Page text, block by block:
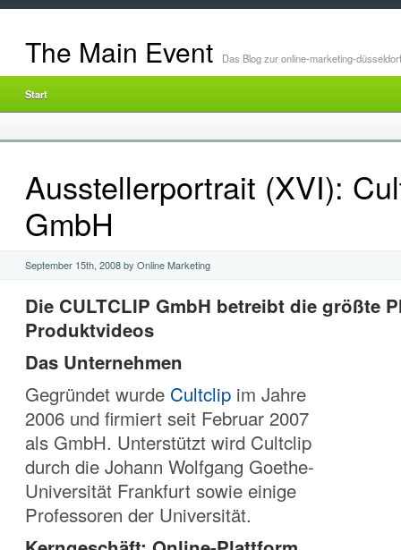
The Main Event Das Blog zur online-marketing-düsseldorf
Start
Ausstellerportrait (XVI):
GmbH
September 15th, 2008 by Online Marketing
Die CULTCLIP GmbH betreibt die größte
Produktvideos
Das Unternehmen
Gegründet wurde Cultclip im Jahre
2006 und firmiert seit Februar 2007
als GmbH. Unterstützt wird Cultclip
durch die Johann Wolfgang Goethe-
Universität Frankfurt sowie einige
Professoren der Universität.